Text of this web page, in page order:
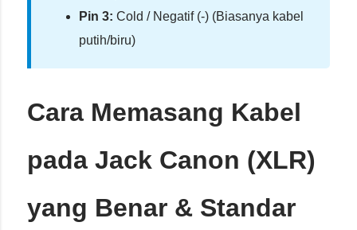
Pin 3: Cold / Negatif (-) (Biasanya kabel
putih/biru)
Cara Memasang Kabel
pada Jack Canon (XLR)
yang Benar & Standar